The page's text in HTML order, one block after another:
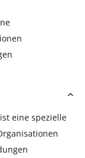
eine spezielle